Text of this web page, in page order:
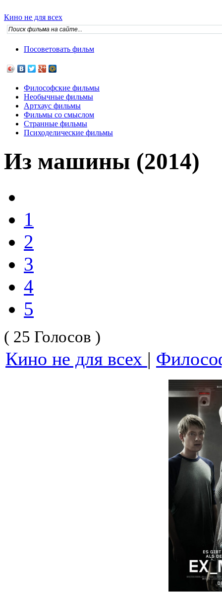
Кино не для всех
Посоветовать фильм
Философские фильмы
Необычные фильмы
Артхаус фильмы
Фильмы со смыслом
Странные фильмы
Психоделические фильмы
Из машины (2014)
1
2
3
4
5
( 25 Голосов )
Кино не для всех |